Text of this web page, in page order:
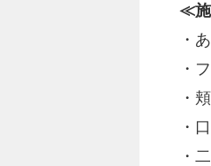
≪施
・
・
・頬
・
・